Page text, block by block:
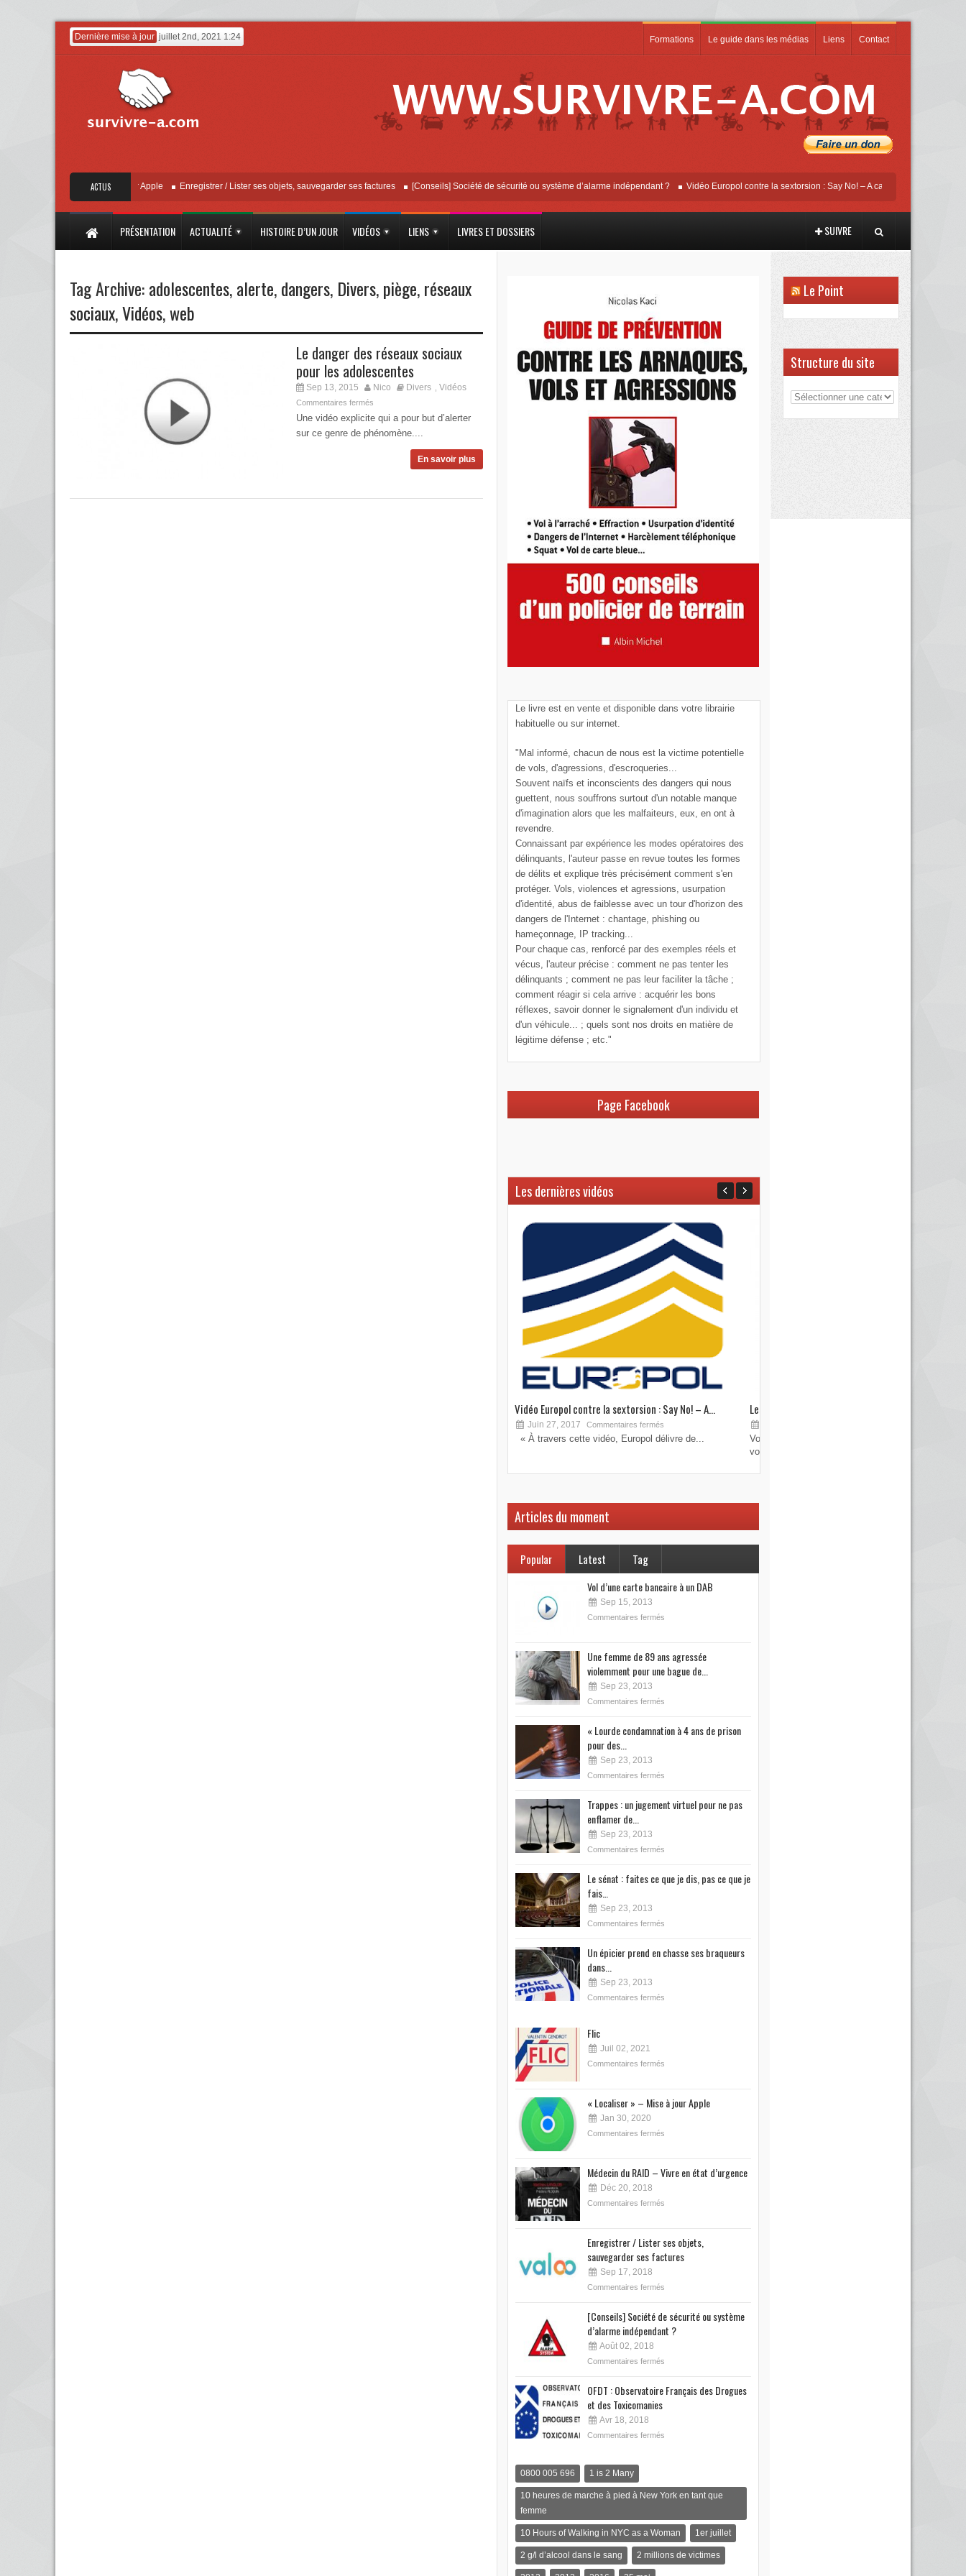
Dernière mise à jour juillet 2nd, 2021 1:24 Formations Le guide dans les médias Liens Contact
ACTUS
« Localiser » – Mise à jour Apple Enregistrer / Lister ses objets, sauvegarder ses factures [Conseils] Société de sécurité ou système d’alarme indépendant ? Vidéo Europol contre la sextorsion : Say No! – A campaign against online
PRÉSENTATION ACTUALITÉ HISTOIRE D’UN JOUR VIDÉOS LIENS LIVRES ET DOSSIERS SUIVRE
Tag Archive:adolescentes,alerte,dangers, Divers,piège,réseaux
sociaux,Vidéos,web
Le danger des réseaux sociaux
pour les adolescentes
Sep 13, 2015 Nico Divers Vidéos
Commentaires fermés
Une vidéo explicite qui a pour but d’alerter
sur ce genre de phénomène....
En savoir plus
Le livre est en vente et disponible dans votre librairie
habituelle ou sur internet.
"Mal informé, chacun de nous est la victime potentielle
de vols, d'agressions, d'escroqueries...
Souvent naïfs et inconscients des dangers qui nous
guettent, nous souffrons surtout d'un notable manque
d'imagination alors que les malfaiteurs, eux, en ont à
revendre.
Connaissant par expérience les modes opératoires des
délinquants, l'auteur passe en revue toutes les formes
de délits et explique très précisément comment s'en
protéger. Vols, violences et agressions, usurpation
d'identité, abus de faiblesse avec un tour d'horizon des
dangers de l'Internet : chantage, phishing ou
hameçonnage, IP tracking...
Pour chaque cas, renforcé par des exemples réels et
vécus, l'auteur précise : comment ne pas tenter les
délinquants ; comment ne pas leur faciliter la tâche ;
comment réagir si cela arrive : acquérir les bons
réflexes, savoir donner le signalement d'un individu et
d'un véhicule... ; quels sont nos droits en matière de
légitime défense ; etc."
Page Facebook
Les dernières vidéos
Vidéo Europol contre la sextorsion : Say No! – A...
Juin 27, 2017 Commentaires fermés
« À travers cette vidéo, Europol délivre de...
Les brouilleurs de clefs de véhicule
Vous pensez avoir verrouillé votre véhicule avec
votre...
Articles du moment
Popular Latest Tag
Vol d’une carte bancaire à un DAB
Sep 15, 2013
Commentaires fermés
Une femme de 89 ans agressée
violemment pour une bague de...
Sep 23, 2013
Commentaires fermés
« Lourde condamnation à 4 ans de prison
pour des...
Sep 23, 2013
Commentaires fermés
Trappes : un jugement virtuel pour ne pas
enflamer de...
Sep 23, 2013
Commentaires fermés
Le sénat : faites ce que je dis, pas ce que je
fais…
Sep 23, 2013
Commentaires fermés
Un épicier prend en chasse ses braqueurs
dans...
Sep 23, 2013
Commentaires fermés
Flic
Juil 02, 2021
Commentaires fermés
« Localiser » – Mise à jour Apple
Jan 30, 2020
Commentaires fermés
Médecin du RAID – Vivre en état d’urgence
Déc 20, 2018
Commentaires fermés
Enregistrer / Lister ses objets,
sauvegarder ses factures
Sep 17, 2018
Commentaires fermés
[Conseils] Société de sécurité ou système
d’alarme indépendant ?
Août 02, 2018
Commentaires fermés
OFDT : Observatoire Français des Drogues
et des Toxicomanies
Avr 18, 2018
Commentaires fermés
0800 005 696 1 is 2 Many
10 heures de marche à pied à New York en tant que
femme
10 Hours of Walking in NYC as a Woman 1er juillet
2 g/l d’alcool dans le sang 2 millions de victimes
Le Point
Structure du site